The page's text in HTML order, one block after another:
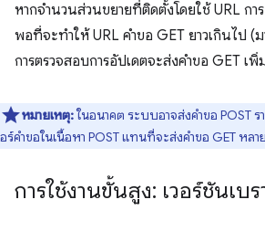
หากจำนวนส่วนขยายที่ติดตั้งโดยใช้ URL กา
พอที่จะทำให้ URL คำขอ GET ยาวเกินไป (
การตรวจสอบการอัปเดตจะส่งคำขอ GET เ
หมายเหตุ:ในอนาคต ระบบอาจส่งคําขอ POST
อร์คําขอในเนื้อหา POST แทนที่จะส่งคําขอ GET หลา
การใช้งานขั้นสูง: เวอร์ชันเบ